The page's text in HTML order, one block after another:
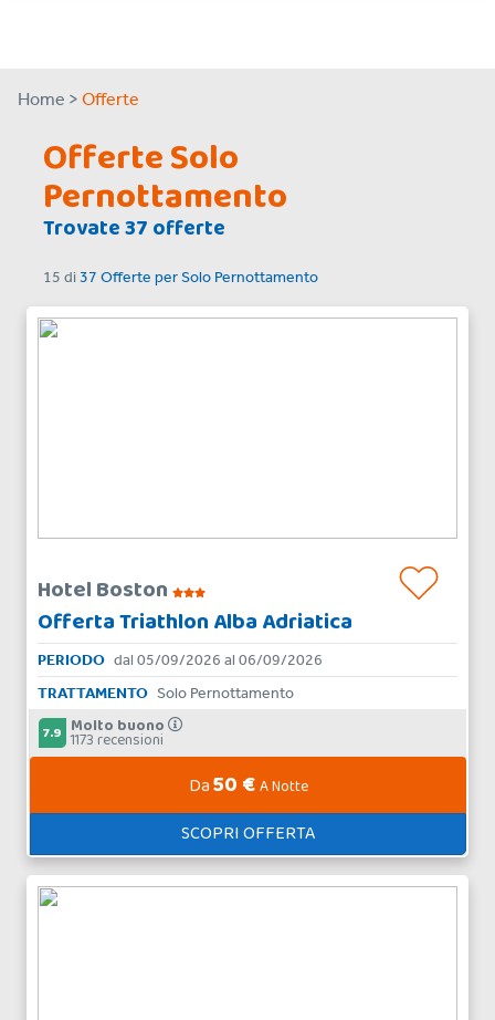
Home > Offerte
Offerte Solo
Pernottamento
Trovate 37 offerte
15 di37 Offerte perSolo Pernottamento
Hotel Boston
Offerta Triathlon Alba Adriatica
PERIODO dal 05/09/2026 al 06/09/2026
TRATTAMENTO Solo Pernottamento
7.9 Molto buono
1173 recensioni
Da50 €A Notte
SCOPRI OFFERTA